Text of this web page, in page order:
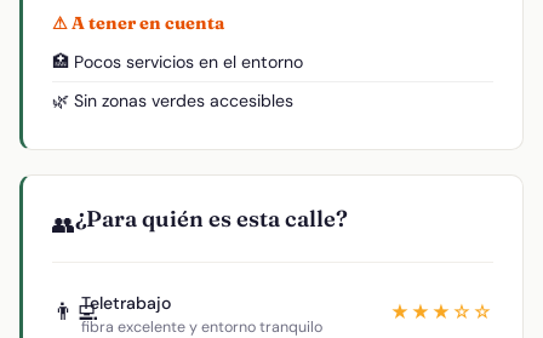
⚠ A tener en cuenta
🏥 Pocos servicios en el entorno
🌿 Sin zonas verdes accesibles
👥¿Para quién es esta calle?
👨‍💻Teletrabajo
fibra excelente y entorno tranquilo
★★★☆☆